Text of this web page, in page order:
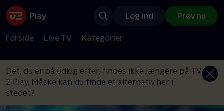
Log ind Prøv nu
Forside Live TV Kategorier
Det, du er på udkig efter, findes ikke længere på TV
2 Play. Måske kan du finde et alternativ her i
stedet?